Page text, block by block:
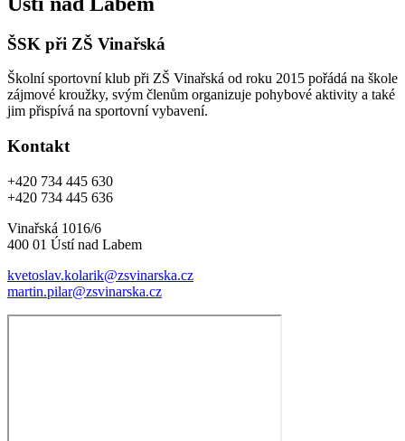
ŠSK při ZŠ Vinařská
Školní sportovní klub při ZŠ Vinařská od roku 2015 pořádá na škole
zájmové kroužky, svým členům organizuje pohybové aktivity a také
jim přispívá na sportovní vybavení.
Kontakt
+420 734 445 630
+420 734 445 636
Vinařská 1016/6
400 01 Ústí nad Labem
kvetoslav.kolarik@zsvinarska.cz
martin.pilar@zsvinarska.cz